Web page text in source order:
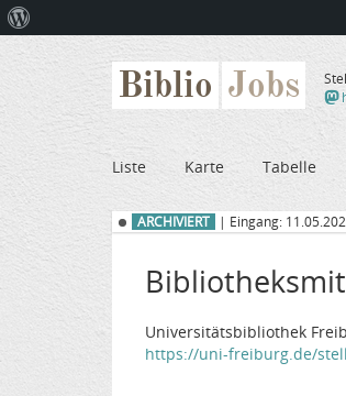
Biblio Jobs
Liste Karte Tabelle
ARCHIVIERT | Eingang:
Universitätsbibliothek
https://uni-freiburg.de/
WordPress